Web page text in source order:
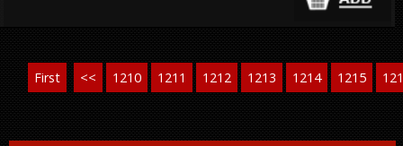
First << 1210 1211 1212 1213 1214 1215